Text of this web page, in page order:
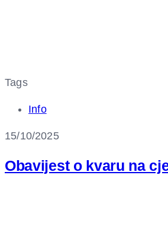
Tags
Info
15/10/2025
Obavijest o kvaru na